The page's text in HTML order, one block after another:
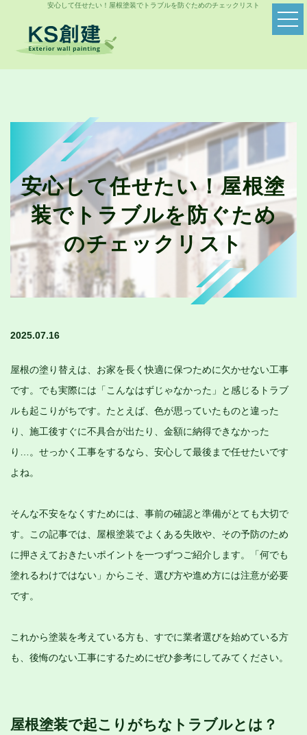
安心して任せたい！屋根塗装でトラブルを防ぐためのチェックリスト
安心して任せたい！屋根塗
装でトラブルを防ぐため
のチェックリスト
2025.07.16
屋根の塗り替えは、お家を長く快適に保つために欠かせない工事
です。でも実際には「こんなはずじゃなかった」と感じるトラブ
ルも起こりがちです。たとえば、色が思っていたものと違った
り、施工後すぐに不具合が出たり、金額に納得できなかった
り…。せっかく工事をするなら、安心して最後まで任せたいです
よね。
そんな不安をなくすためには、事前の確認と準備がとても大切で
す。この記事では、屋根塗装でよくある失敗や、その予防のため
に押さえておきたいポイントを一つずつご紹介します。「何でも
塗れるわけではない」からこそ、選び方や進め方には注意が必要
です。
これから塗装を考えている方も、すでに業者選びを始めている方
も、後悔のない工事にするためにぜひ参考にしてみてください。
屋根塗装で起こりがちなトラブルとは？